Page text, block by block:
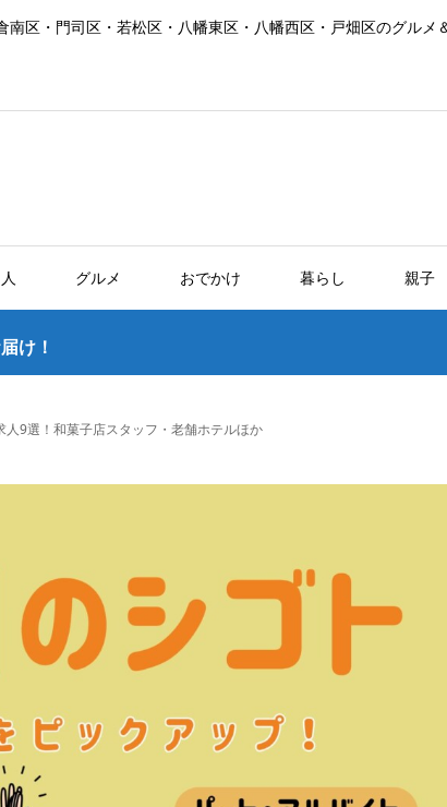
区・門司区・若松区・八幡東区・八幡西区・戸畑区のグル
人 グルメ おでかけ 暮らし 親子
け！
人9選！和菓子店スタッフ・老舗ホテルほか